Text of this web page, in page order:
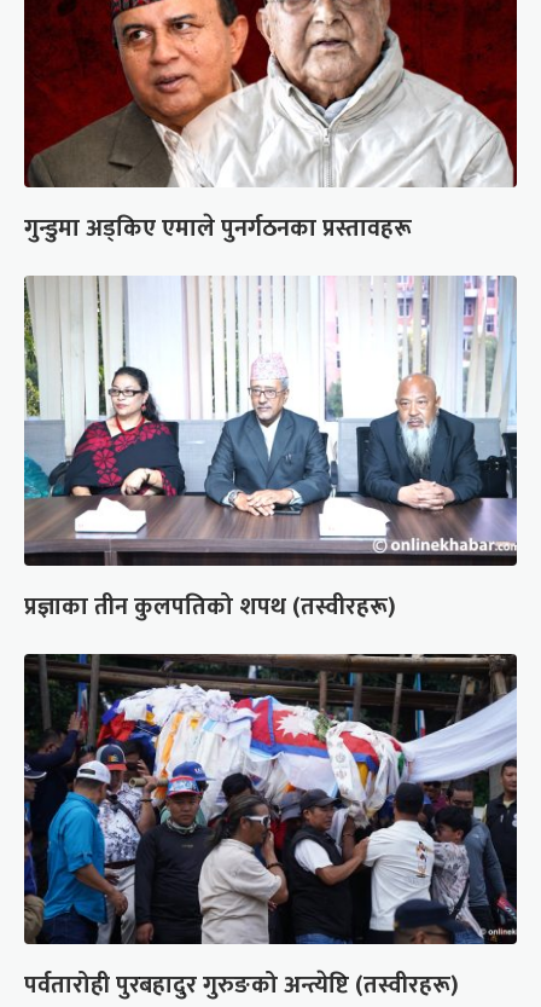
गुन्डुमा अड्किए एमाले पुनर्गठनका प्रस्तावहरू
प्रज्ञाका तीन कुलपतिको शपथ (तस्वीरहरू)
पर्वतारोही पुरबहादुर गुरुङको अन्त्येष्टि (तस्वीरहरू)